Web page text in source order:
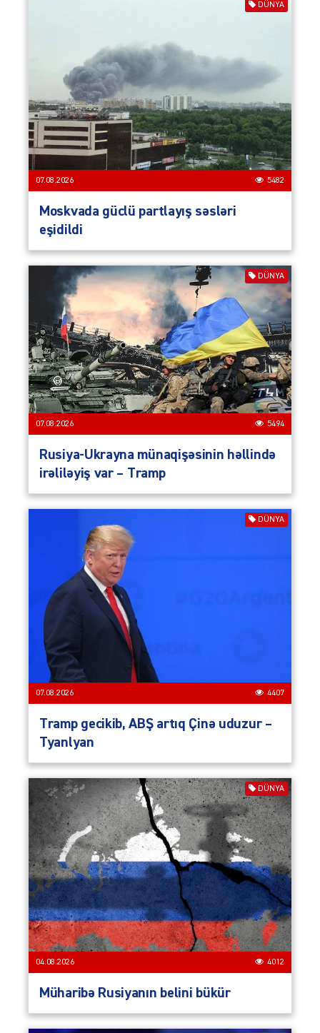
DÜNYA
07.08.2026 5482
Moskvada güclü partlayış səsləri
eşidildi
DÜNYA
07.08.2026 5494
Rusiya-Ukrayna münaqişəsinin həllində
irəliləyiş var – Tramp
DÜNYA
07.08.2026 4407
Tramp gecikib, ABŞ artıq Çinə uduzur –
Tyanlyan
DÜNYA
04.08.2026 4012
Müharibə Rusiyanın belini bükür